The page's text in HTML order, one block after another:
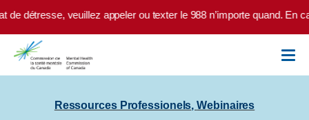
Skip to main content
détresse, veuillez appeler ou texter le 988 n’importe quand. En
Ressources Professionels,Webinaires